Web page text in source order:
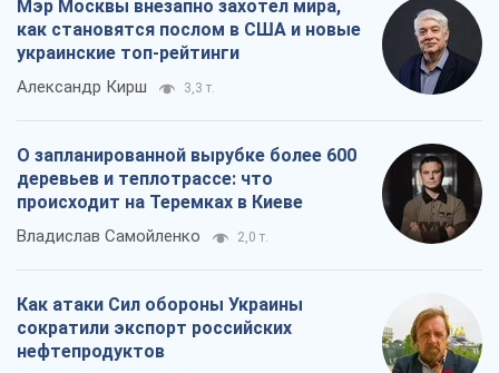
Мэр Москвы внезапно захотел мира,
как становятся послом в США и новые
украинские топ-рейтинги
Александр Кирш 3,3 т.
О запланированной вырубке более 600
деревьев и теплотрассе: что
происходит на Теремках в Киеве
Владислав Самойленко 2,0 т.
Как атаки Сил обороны Украины
сократили экспорт российских
нефтепродуктов